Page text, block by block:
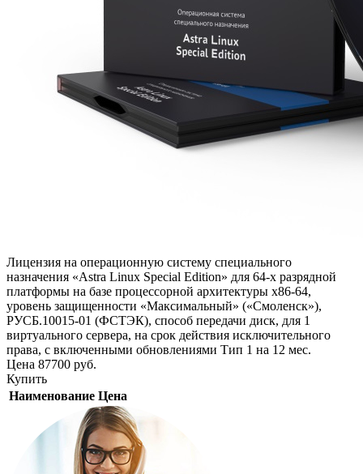
Лицензия на операционную систему специального
назначения «Astra Linux Special Edition» для 64-х разрядной
платформы на базе процессорной архитектуры х86-64,
уровень защищенности «Максимальный» («Смоленск»),
РУСБ.10015-01 (ФСТЭК), способ передачи диск, для 1
виртуального сервера, на срок действия исключительного
права, с включенными обновлениями Тип 1 на 12 мес.
Цена 87700 руб.
Купить
Наименование Цена